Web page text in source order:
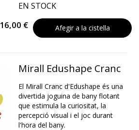
EN STOCK
16,00 € Afegir a la cistella
Mirall Edushape Cranc
El Mirall Cranc d'Edushape és una
divertida joguina de bany flotant
que estimula la curiositat, la
percepció visual i el joc durant
l'hora del bany.